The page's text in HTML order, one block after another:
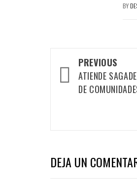
BY
Post
navigation
PREVIOUS
ATIENDE
DE
DEJA UN